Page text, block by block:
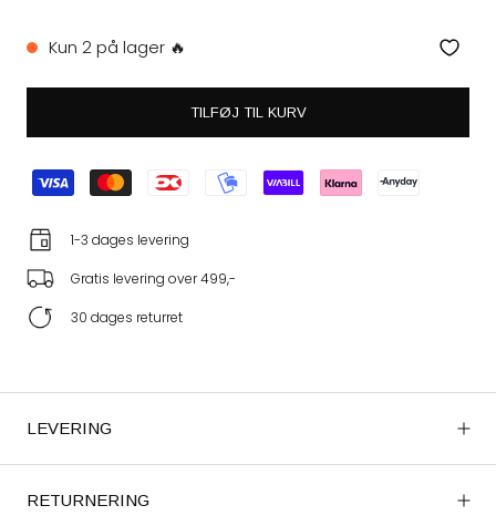
Kun 2 på lager 🔥
TILFØJ TIL KURV
1-3 dages levering
Gratis levering over 499,-
30 dages returret
LEVERING
RETURNERING